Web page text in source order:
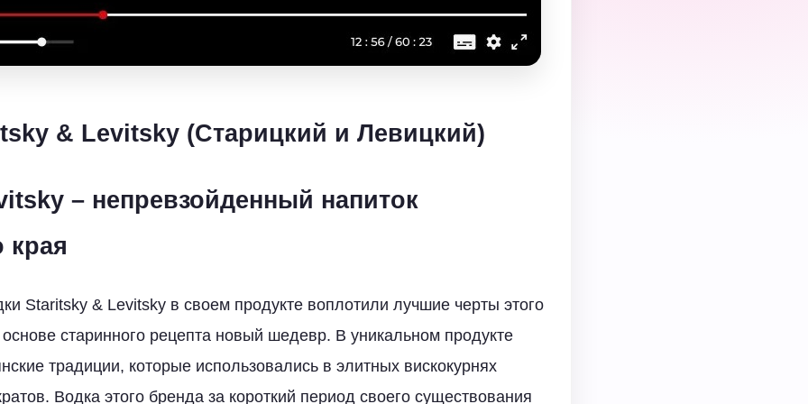
& Levitsky (Старицкий и Левицкий)
– непревзойденный напиток
края
Staritsky & Levitsky в своем продукте воплотили лучшие черты этого
старинного рецепта новый шедевр. В уникальном продукте
традиции, которые использовались в элитных вискокурнях
Водка этого бренда за короткий период своего существования